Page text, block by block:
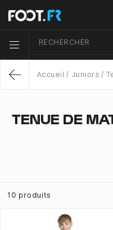
Menu list icon
RECHERCHER
Accueil Juniors
TENUE DE
10 produits